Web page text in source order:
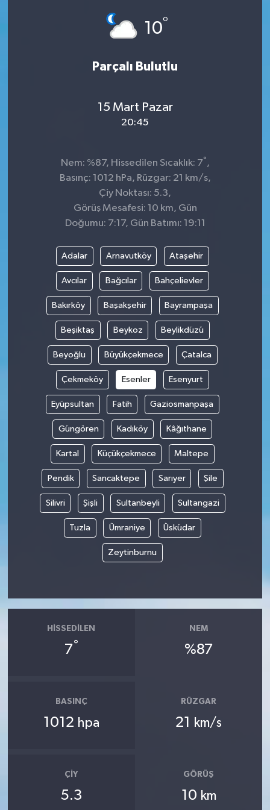
10°
Parçalı Bulutlu
15 Mart Pazar
20:45
Nem: %87, Hissedilen Sıcaklık: 7° ,
Basınç: 1012 hPa, Rüzgar: 21 km/s,
Çiy Noktası: 5.3,
Görüş Mesafesi: 10 km, Gün
Doğumu: 7:17, Gün Batımı: 19:11
Adalar Arnavutköy Ataşehir
Avcılar Bağcılar Bahçelievler
Bakırköy Başakşehir Bayrampaşa
Beşiktaş Beykoz Beylikdüzü
Beyoğlu Büyükçekmece Çatalca
Çekmeköy Esenler Esenyurt
Eyüpsultan Fatih Gaziosmanpaşa
Güngören Kadıköy Kâğıthane
Kartal Küçükçekmece Maltepe
Pendik Sancaktepe Sarıyer Şile
Silivri Şişli Sultanbeyli Sultangazi
Tuzla Ümraniye Üsküdar
Zeytinburnu
HISSEDILEN
7°
NEM
%87
BASINÇ
1012 hpa
RÜZGAR
21 km/s
ÇIY
5.3
GÖRÜŞ
10 km